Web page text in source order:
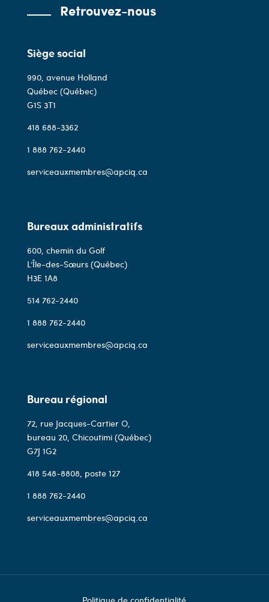
Retrouvez-nous
Siège social
990, avenue Holland
Québec (Québec)
G1S 3T1
418 688-3362
1 888 762-2440
serviceauxmembres@apciq.ca
Bureaux administratifs
600, chemin du Golf
L’Île-des-Sœurs (Québec)
H3E 1A8
514 762-2440
1 888 762-2440
serviceauxmembres@apciq.ca
Bureau régional
72, rue Jacques-Cartier O,
bureau 20, Chicoutimi (Québec)
G7J 1G2
418 548-8808 , poste 127
1 888 762-2440
serviceauxmembres@apciq.ca
Politique de confidentialité